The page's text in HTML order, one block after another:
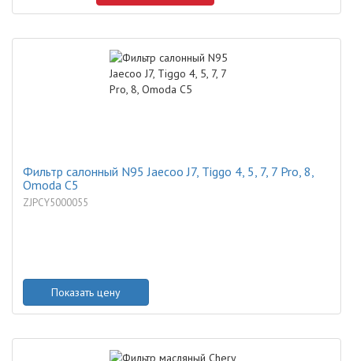
Фильтр салонный N95 Jaecoo J7, Tiggo 4, 5, 7, 7 Pro, 8,
Omoda C5
ZJPCY5000055
Показать цену